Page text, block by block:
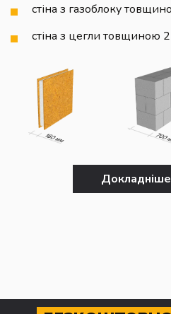
стіна з газоблоку
стіна з цегли товщиною